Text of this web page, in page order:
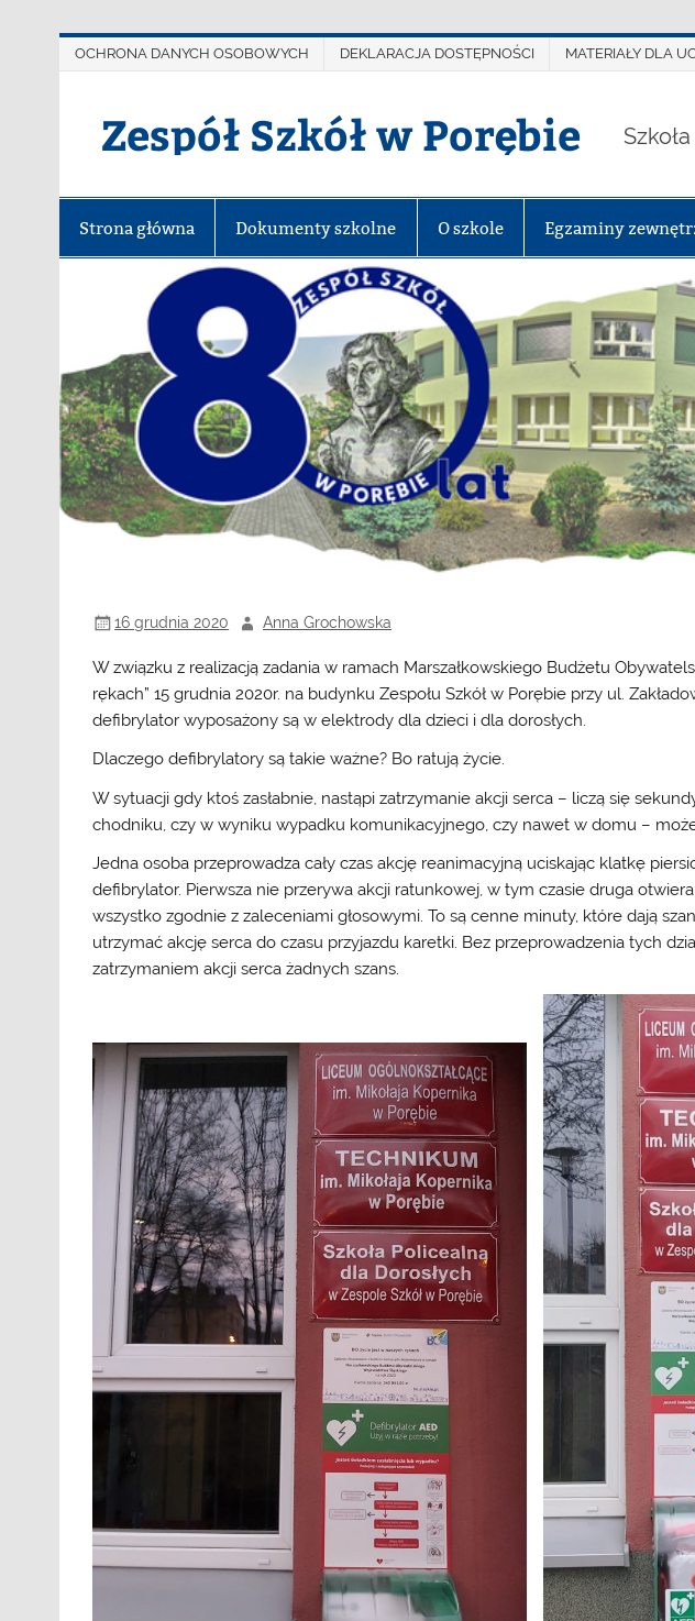
OCHRONA DANYCH OSOBOWYCH DEKLARACJA DOSTĘPNOŚCI MATERIAŁY DLA
Zespół Szkół w Porębie
Strona główna Dokumenty szkolne O szkole Egzaminy
16 grudnia 2020 Anna Grochowska
W związku z realizacją zadania w ramach Marszałkowskiego Budżetu
rękach” 15 grudnia 2020r. na budynku Zespołu Szkół w Porębie przy ul.
defibrylator wyposażony są w elektrody dla dzieci i dla dorosłych.
Dlaczego defibrylatory są takie ważne? Bo ratują życie.
W sytuacji gdy ktoś zasłabnie, nastąpi zatrzymanie akcji serca – liczą się
chodniku, czy w wyniku wypadku komunikacyjnego, czy nawet w domu –
Jedna osoba przeprowadza cały czas akcję reanimacyjną uciskając klatkę
defibrylator. Pierwsza nie przerywa akcji ratunkowej, w tym czasie druga
wszystko zgodnie z zaleceniami głosowymi. To są cenne minuty, które dają
utrzymać akcję serca do czasu przyjazdu karetki. Bez przeprowadzenia tych
zatrzymaniem akcji serca żadnych szans.